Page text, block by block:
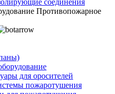
Противопожарное
для оросителей
пожаротушения